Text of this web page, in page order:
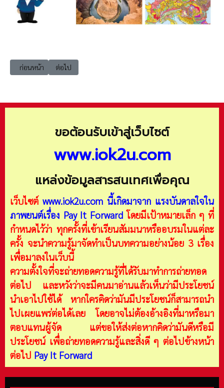
เนื้อหาก่อนหน้า: Geo111 ทรัพยากรธรณี (Geological Resources)
ก่อนหน้า เนื้อหาถัดไป: Geo113 ธรณีวิทยาของน้ำใต้ดิน
ต่อไป
ขอต้อนรับเข้าสู่เว็บไซต์
www.iok2u.com
แหล่งข้อมูลสารสนเทศเพื่อคุณ
เว็บไซต์ www.iok2u.com นี้เกิดมาจาก แรงบันดาลใจใน
ภาพยนต์เรื่อง Pay It Forward โดยมีเป้าหมายเล็ก ๆ ที่
กำหนดไว้ว่า ทุกครั้งที่เข้าเรียนสัมมนาหรืออบรมในแต่ละ
ครั้ง จะนำความรู้มาจัดทำเป็นบทความอย่างน้อย 3 เรื่อง
เพื่อมาลงในเว็บนี้
ความตั้งใจที่จะถ่ายทอดความรู้ที่ได้รับมาทำการถ่ายทอด
ต่อไป และหวังว่าจะมีคนมาอ่านแล้วเห็นว่ามีประโยชน์
นำเอาไปใช้ได้ หากใครคิดว่ามันมีประโยชน์ก็สามารถนำ
ไปเผยแพร่ต่อได้เลย โดยอาจไม่ต้องอ้างอิงที่มาหรือมา
ตอบแทนผู้จัด แต่ขอให้ส่งต่อหากคิดว่ามันดีหรือมี
ประโยชน์ เพื่อถ่ายทอดความรู้และสิ่งดี ๆ ต่อไปข้างหน้า
ต่อไป Pay It Forward